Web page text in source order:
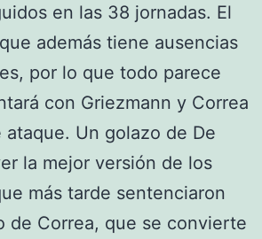
en las 38 jornadas. El
además tiene ausencias
por lo que todo parece
con Griezmann y Correa
Un golazo de De
la mejor versión de los
más tarde sentenciaron
de Correa, que se convierte